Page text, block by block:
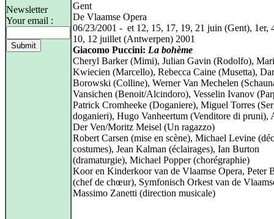
Newsletter
Your email :
Gent
De Vlaamse Opera
06/23/2001 - et 12, 15, 17, 19, 21 juin (Gent), 1er,
10, 12 juillet (Antwerpen) 2001
Giacomo Puccini: La bohème
Cheryl Barker (Mimi), Julian Gavin (Rodolfo),
Kwiecien (Marcello), Rebecca Caine (Musetta),
Borowski (Colline), Werner Van Mechelen
Vansichen (Benoit/Alcindoro), Vesselin Ivanov
Patrick Cromheeke (Doganiere), Miguel Torres
doganieri), Hugo Vanheertum (Venditore di pruni),
Der Ven/Moritz Meisel (Un ragazzo)
Robert Carsen (mise en scène), Michael Levine
costumes), Jean Kalman (éclairages), Ian Burton
(dramaturgie), Michael Popper (chorégraphie)
Koor en Kinderkoor van de Vlaamse Opera, Peter
(chef de chœur), Symfonisch Orkest van de
Massimo Zanetti (direction musicale)